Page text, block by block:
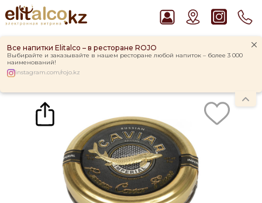
Все напитки Elitalco – в ресторане ROJO
Выбирайте и заказывайте в нашем ресторане любой напиток – более 3 000
наименований!
instagram.com/rojo.kz
Рекомендуем
Ром Captain Morgan White 37,5%
Пиво Guinness Draught 4,2% Can
Водка Smirnoff Red Vodka 37,5%
Джин Gordon`s London Dry Gin 37,5%
Виски Talisker 10 YO Malt 45,8% in Box
Каталог Икра зернистая `Russian Caviar` Imperial, Glass (57 gr)